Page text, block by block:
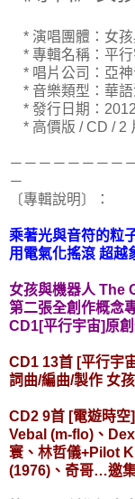
* 演唱團體：女孩
* 專輯名稱：平行
* 唱片公司：亞神
* 音樂類型：華語
* 發行日期：
* 高價版 / CD / 2
－－－－－－－－
－
〔專輯說明〕：
乘著光與音符的粒
用電氣化搖滾 超越
女孩與機器人 The
第二張全創作概念
CD1[平行宇宙]原
CD1 13首 [平行宇
詞曲/編曲/製作 女
CD2 9首 [電遊時空
Vebal (m-flo)、
寰、林哲儀+Pilot
(1976)、奇哥…邀